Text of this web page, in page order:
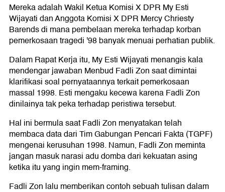
Mereka adalah Wakil Ketua Komisi X DPR My Esti
Wijayati dan Anggota Komisi X DPR Mercy Chriesty
Barends di mana pembelaan mereka terhadap korban
pemerkosaan tragedi '98 banyak menuai perhatian publik.
Dalam Rapat Kerja itu, My Esti Wijayati menangis kala
mendengar jawaban Menbud Fadli Zon saat dimintai
klarifikasi soal pernyataannya terkait pemerkosaan
massal 1998. Esti mengaku kecewa karena Fadli Zon
dinilainya tak peka terhadap peristiwa tersebut.
Hal ini bermula saat Fadli Zon menyatakan telah
membaca data dari Tim Gabungan Pencari Fakta (TGPF)
mengenai kerusuhan 1998. Namun, Fadli Zon meminta
jangan masuk narasi adu domba dari kekuatan asing
ketika itu yang ingin mem-framing.
Fadli Zon lalu memberikan contoh sebuah tulisan dalam